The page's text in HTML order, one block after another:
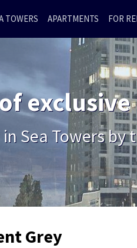
TOWERS APARTMENTS FOR
in Sea Towers by
Grey